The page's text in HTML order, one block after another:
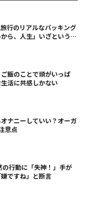
行のリアルなパッキング
ら、人生」いざというと
飯のことで頭がいっぱ
活に共感しかない
ナニーしていい？オーガ
意点
行動に「失神！」手が
ですね」と断言